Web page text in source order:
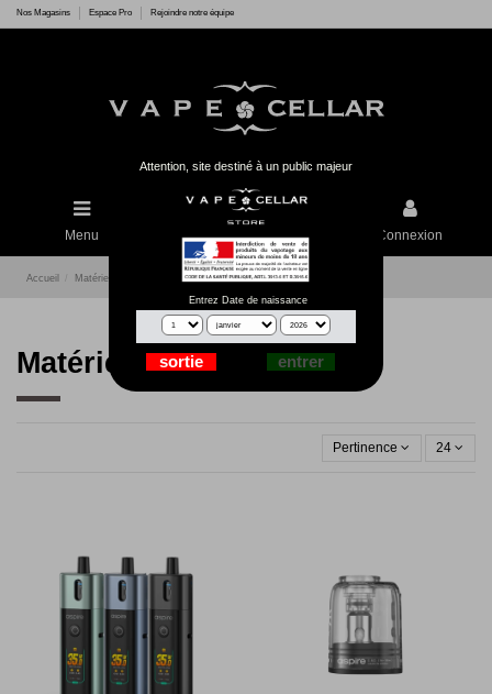
Attention, site destiné à un public majeur
Entrez Date de naissance
Nos Magasins Espace Pro Rejoindre notre équipe
Menu Rechercher Connexion
Accueil Matériel
Matériel
Pertinence 24